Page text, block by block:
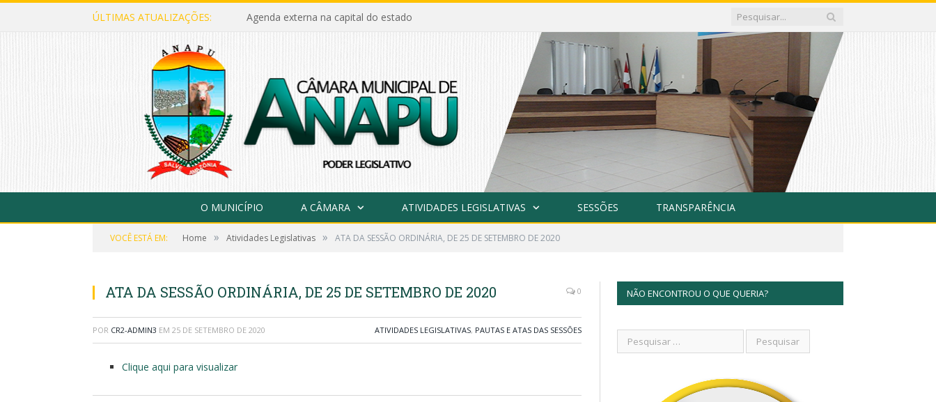
ÚLTIMAS ATUALIZAÇÕES: Agenda externa na capital do estado
O MUNICÍPIO A CÂMARA ATIVIDADES LEGISLATIVAS SESSÕES TRANSPARÊNCIA
VOCÊ ESTÁ EM: Home » Atividades Legislativas » ATA DA SESSÃO ORDINÁRIA, DE 25 DE SETEMBRO DE 2020
ATA DA SESSÃO ORDINÁRIA, DE 25 DE SETEMBRO DE 2020 0
POR CR2-ADMIN3 EM 25 DE SETEMBRO DE 2020 ATIVIDADES LEGISLATIVAS, PAUTAS E ATAS DAS SESSÕES
Clique aqui para visualizar
NÃO ENCONTROU O QUE QUERIA?